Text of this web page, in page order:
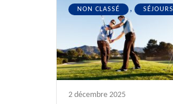
NON CLASSÉ , SÉJOURS
2 décembre 2025